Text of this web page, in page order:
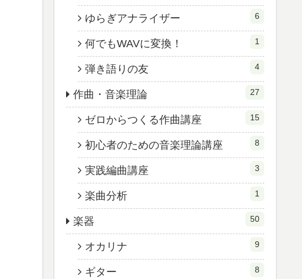
ゆらぎアナライザー 6
何でもWAVに変換！ 1
弾き語りの友 4
作曲・音楽理論 27
ゼロからつくる作曲講座 15
初心者のための音楽理論講座 8
実践編曲講座 3
楽曲分析 1
楽器 50
オカリナ 9
ギター 8